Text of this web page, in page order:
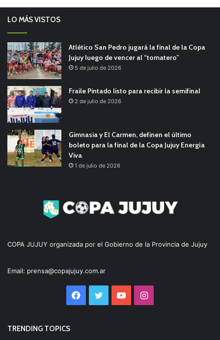
LO MÁS VISTOS
Atlético San Pedro jugará la final de la Copa
Jujuy luego de vencer al “tomatero”
5 de julio de 2026
Fraile Pintado listo para recibir la semifinal
2 de julio de 2026
Gimnasia y El Carmen, definen el último
boleto para la final de la Copa Jujuy Energía
Viva
1 de julio de 2026
COPA JUJUY organizada por el Gobierno de la Provincia de Jujuy
Email: prensa@copajujuy.com.ar
Facebook
TwitterYouTubeInstagram
TRENDING TOPICS